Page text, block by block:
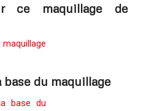
ce maquillage de
base du maquillage